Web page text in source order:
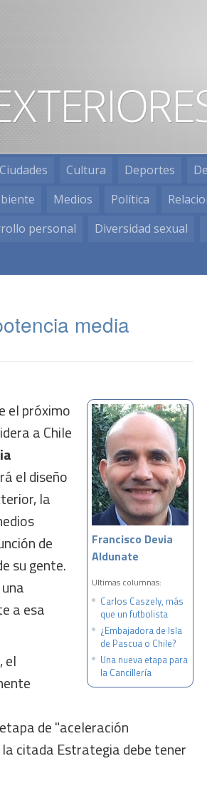
Ciudades Cultura Deportes
Medios Política
personal Diversidad sexual
media
Francisco Devia
Aldunate
Ultimas columnas:
Carlos Caszely, más
que un futbolista
¿Embajadora de Isla
de Pascua o Chile?
Una nueva etapa para
la Cancillería
el próximo
a Chile
el diseño
la
de
su gente.
a esa
el
de "aceleración
citada Estrategia debe tener